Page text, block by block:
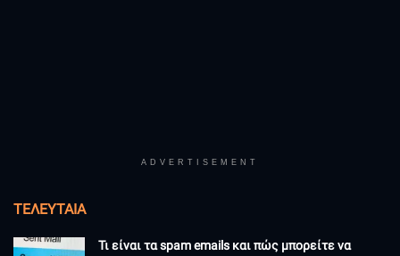
ADVERTISEMENT
ΤΕΛΕΥΤΑΊΑ
Τι είναι τα spam emails και πώς μπορείτε να